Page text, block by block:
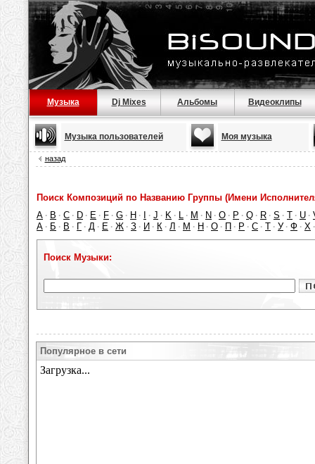
Музыка Dj Mixes Альбомы Видеоклипы
Музыка пользователей Моя музыка
назад
Поиск Композиций по Названию Группы (Имени
A · B · C · D · E · F · G · H · · J · K · L · M · N · O · P · Q · R · S · T · U ·
А · Б · В · Г · Д · Е · Ж · З · И · К · Л · М · Н · О · П · Р · С · Т · У · Ф · Х
Поиск Музыки:
Популярное в сети